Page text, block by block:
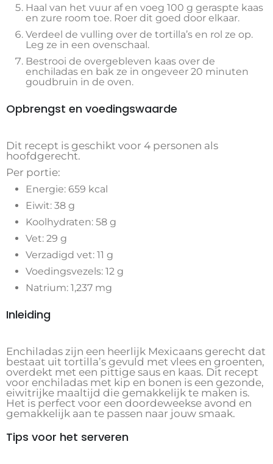
Haal van het vuur af en voeg 100 g geraspte kaas
en zure room toe. Roer dit goed door elkaar.
Verdeel de vulling over de tortilla’s en rol ze op.
Leg ze in een ovenschaal.
Bestrooi de overgebleven kaas over de
enchiladas en bak ze in ongeveer 20 minuten
goudbruin in de oven.
Opbrengst en voedingswaarde
Dit recept is geschikt voor 4 personen als
hoofdgerecht.
Per portie:
Energie: 659 kcal
Eiwit: 38 g
Koolhydraten: 58 g
Vet: 29 g
Verzadigd vet: 11 g
Voedingsvezels: 12 g
Natrium: 1,237 mg
Inleiding
Enchiladas zijn een heerlijk Mexicaans gerecht dat
bestaat uit tortilla’s gevuld met vlees en groenten,
overdekt met een pittige saus en kaas. Dit recept
voor enchiladas met kip en bonen is een gezonde,
eiwitrijke maaltijd die gemakkelijk te maken is.
Het is perfect voor een doordeweekse avond en
gemakkelijk aan te passen naar jouw smaak.
Tips voor het serveren